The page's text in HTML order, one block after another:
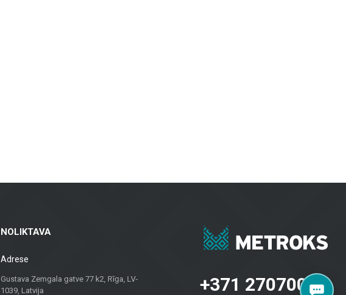
NOLIKTAVA
Adrese
Gustava Zemgala gatve 77 k2, Rīga, LV-
1039, Latvija
+371 27070040